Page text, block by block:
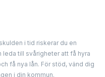
som man kan känna
World Mastercard
men har ändå en
om SAS är det
inom finans med
delar med sig av
och granskningar.
i tid riskerar du en
leda till svårigheter att få hyra
få nya lån. För stöd, vänd dig
i din kommun.